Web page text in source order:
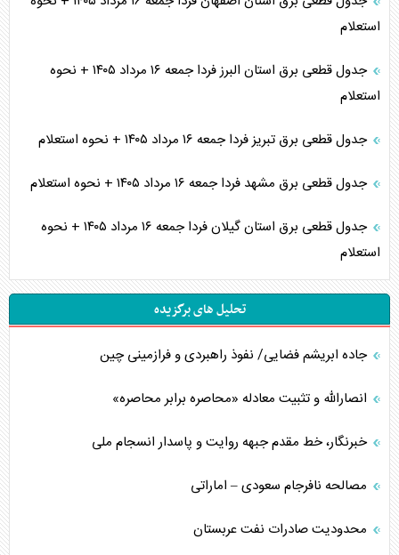
استعلام
جدول قطعی برق استان البرز فردا جمعه ۱۶ مرداد ۱۴۰۵ + نحوه
استعلام
جدول قطعی برق تبریز فردا جمعه ۱۶ مرداد ۱۴۰۵ + نحوه استعلام
جدول قطعی برق مشهد فردا جمعه ۱۶ مرداد ۱۴۰۵ + نحوه استعلام
جدول قطعی برق استان گیلان فردا جمعه ۱۶ مرداد ۱۴۰۵ + نحوه
استعلام
تحلیل های برگزیده
جاده ابریشم فضایی/ نفوذ راهبردی و فرازمینی چین
انصارالله و تثبیت معادله «محاصره برابر محاصره»
خبرنگار، خط مقدم جبهه روایت و پاسدار انسجام ملی
مصالحه نافرجام سعودی – اماراتی
محدودیت صادرات نفت عربستان